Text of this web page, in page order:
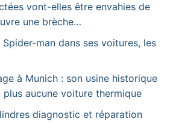
vont-elles être envahies de
une brèche…
man dans ses voitures, les
à Munich : son usine historique
aucune voiture thermique
diagnostic et réparation